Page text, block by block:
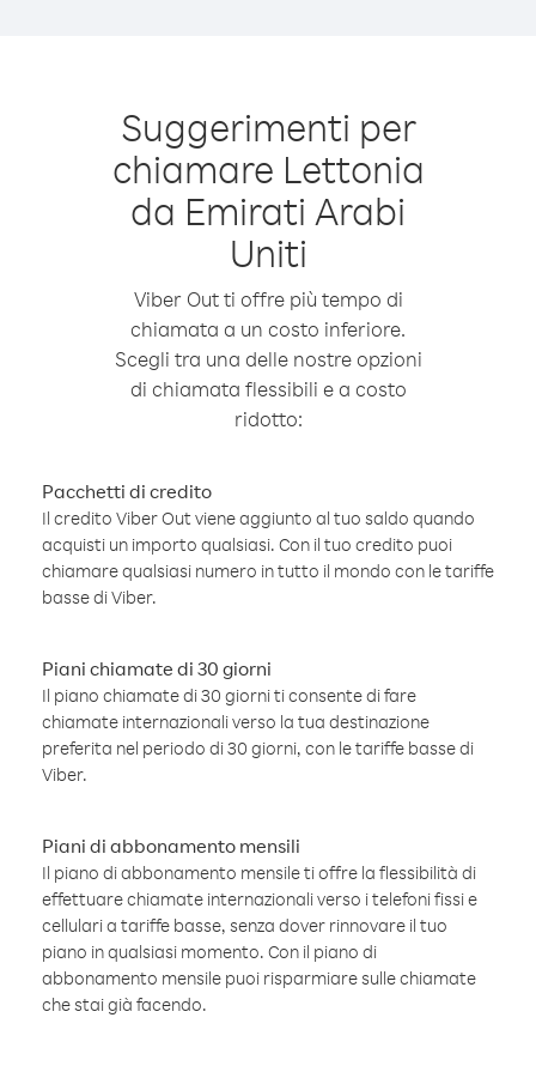
Suggerimenti per
chiamare Lettonia
da Emirati Arabi
Uniti
Viber Out ti offre più tempo di
chiamata a un costo inferiore.
Scegli tra una delle nostre opzioni
di chiamata flessibili e a costo
ridotto:
Pacchetti di credito
Il credito Viber Out viene aggiunto al tuo saldo quando
acquisti un importo qualsiasi. Con il tuo credito puoi
chiamare qualsiasi numero in tutto il mondo con le tariffe
basse di Viber.
Piani chiamate di 30 giorni
Il piano chiamate di 30 giorni ti consente di fare
chiamate internazionali verso la tua destinazione
preferita nel periodo di 30 giorni, con le tariffe basse di
Viber.
Piani di abbonamento mensili
Il piano di abbonamento mensile ti offre la flessibilità di
effettuare chiamate internazionali verso i telefoni fissi e
cellulari a tariffe basse, senza dover rinnovare il tuo
piano in qualsiasi momento. Con il piano di
abbonamento mensile puoi risparmiare sulle chiamate
che stai già facendo.